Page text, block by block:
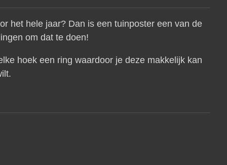
het hele jaar? Dan is een tuinposter een van de
om dat te doen!
hoek een ring waardoor je deze makkelijk kan